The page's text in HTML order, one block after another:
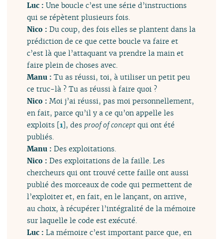
Luc :Une boucle c’est une série d’instructions
qui se répètent plusieurs fois.
Nico :Du coup, des fois elles se plantent dans la
prédiction de ce que cette boucle va faire et
c’est là que l’attaquant va prendre la main et
faire plein de choses avec.
Manu :Tu as réussi, toi, à utiliser un petit peu
ce truc-là ? Tu as réussi à faire quoi ?
Nico :Moi j’ai réussi, pas moi personnellement,
en fait, parce qu’il y a ce qu’on appelle les
exploits [1], des proof of concept qui ont été
publiés.
Manu :Des exploitations.
Nico :Des exploitations de la faille. Les
chercheurs qui ont trouvé cette faille ont aussi
publié des morceaux de code qui permettent de
l’exploiter et, en fait, en le lançant, on arrive,
au choix, à récupérer l’intégralité de la mémoire
sur laquelle le code est exécuté.
Luc :La mémoire c’est important parce que, en